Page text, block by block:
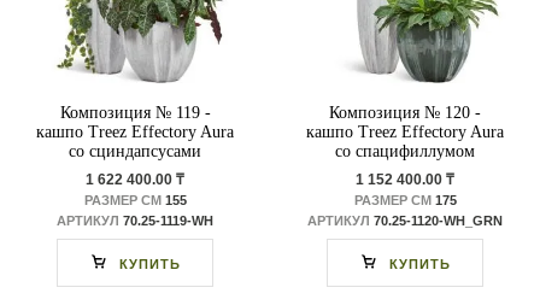
Композиция № 119 -
кашпо Treez Effectory Aura
со сциндапсусами
1 622 400.00 ₸
РАЗМЕР СМ 155
АРТИКУЛ 70.25-1119-WH
КУПИТЬ
Композиция № 120 -
кашпо Treez Effectory Aura
со спацифиллумом
1 152 400.00 ₸
РАЗМЕР СМ 175
АРТИКУЛ 70.25-1120-WH_GRN
КУПИТЬ